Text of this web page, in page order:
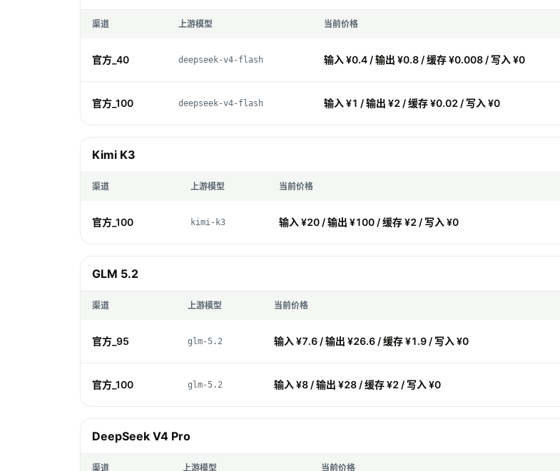
渠道 上游模型 当前价格
官方_40 deepseek-v4-flash 输入 ¥0.4 / 输出 ¥0.8 / 缓存 ¥0.008 / 写入 ¥0
官方_100 deepseek-v4-flash 输入 ¥1 / 输出 ¥2 / 缓存 ¥0.02 / 写入 ¥0
Kimi K3
渠道 上游模型 当前价格
官方_100 kimi-k3 输入 ¥20 / 输出 ¥100 / 缓存 ¥2 / 写入 ¥0
GLM 5.2
渠道 上游模型 当前价格
官方_95 glm-5.2 输入 ¥7.6 / 输出 ¥26.6 / 缓存 ¥1.9 / 写入 ¥0
官方_100 glm-5.2 输入 ¥8 / 输出 ¥28 / 缓存 ¥2 / 写入 ¥0
DeepSeek V4 Pro
渠道 上游模型 当前价格